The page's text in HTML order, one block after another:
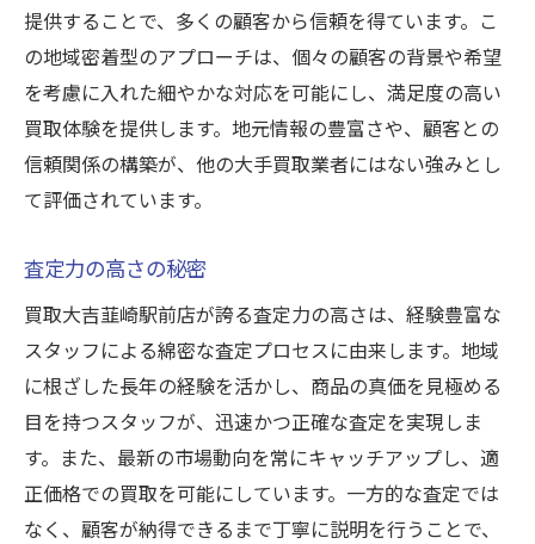
提供することで、多くの顧客から信頼を得ています。こ
の地域密着型のアプローチは、個々の顧客の背景や希望
を考慮に入れた細やかな対応を可能にし、満足度の高い
買取体験を提供します。地元情報の豊富さや、顧客との
信頼関係の構築が、他の大手買取業者にはない強みとし
て評価されています。
査定力の高さの秘密
買取大吉韮崎駅前店が誇る査定力の高さは、経験豊富な
スタッフによる綿密な査定プロセスに由来します。地域
に根ざした長年の経験を活かし、商品の真価を見極める
目を持つスタッフが、迅速かつ正確な査定を実現しま
す。また、最新の市場動向を常にキャッチアップし、適
正価格での買取を可能にしています。一方的な査定では
なく、顧客が納得できるまで丁寧に説明を行うことで、